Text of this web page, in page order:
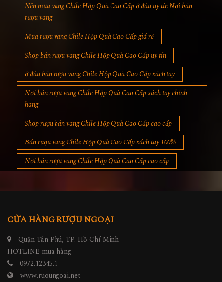
Nên mua vang Chile Hộp Quà Cao Cấp ở đâu uy tín Nơi bán
rượu vang
Mua rượu vang Chile Hộp Quà Cao Cấp giá rẻ
Shop bán rượu vang Chile Hộp Quà Cao Cấp uy tín
ở đâu bán rượu vang Chile Hộp Quà Cao Cấp xách tay
Nơi bán rượu vang Chile Hộp Quà Cao Cấp xách tay chính
hãng
Shop rượu bán vang Chile Hộp Quà Cao Cấp cao cấp
Bán rượu vang Chile Hộp Quà Cao Cấp xách tay 100%
Nơi bán rượu vang Chile Hộp Quà Cao Cấp cao cấp
CỬA HÀNG RƯỢU NGOẠI
Quận Tân Phú, TP. Hồ Chí Minh
HOTLINE mua hàng
0972.12345.1
www.ruoungoai.net